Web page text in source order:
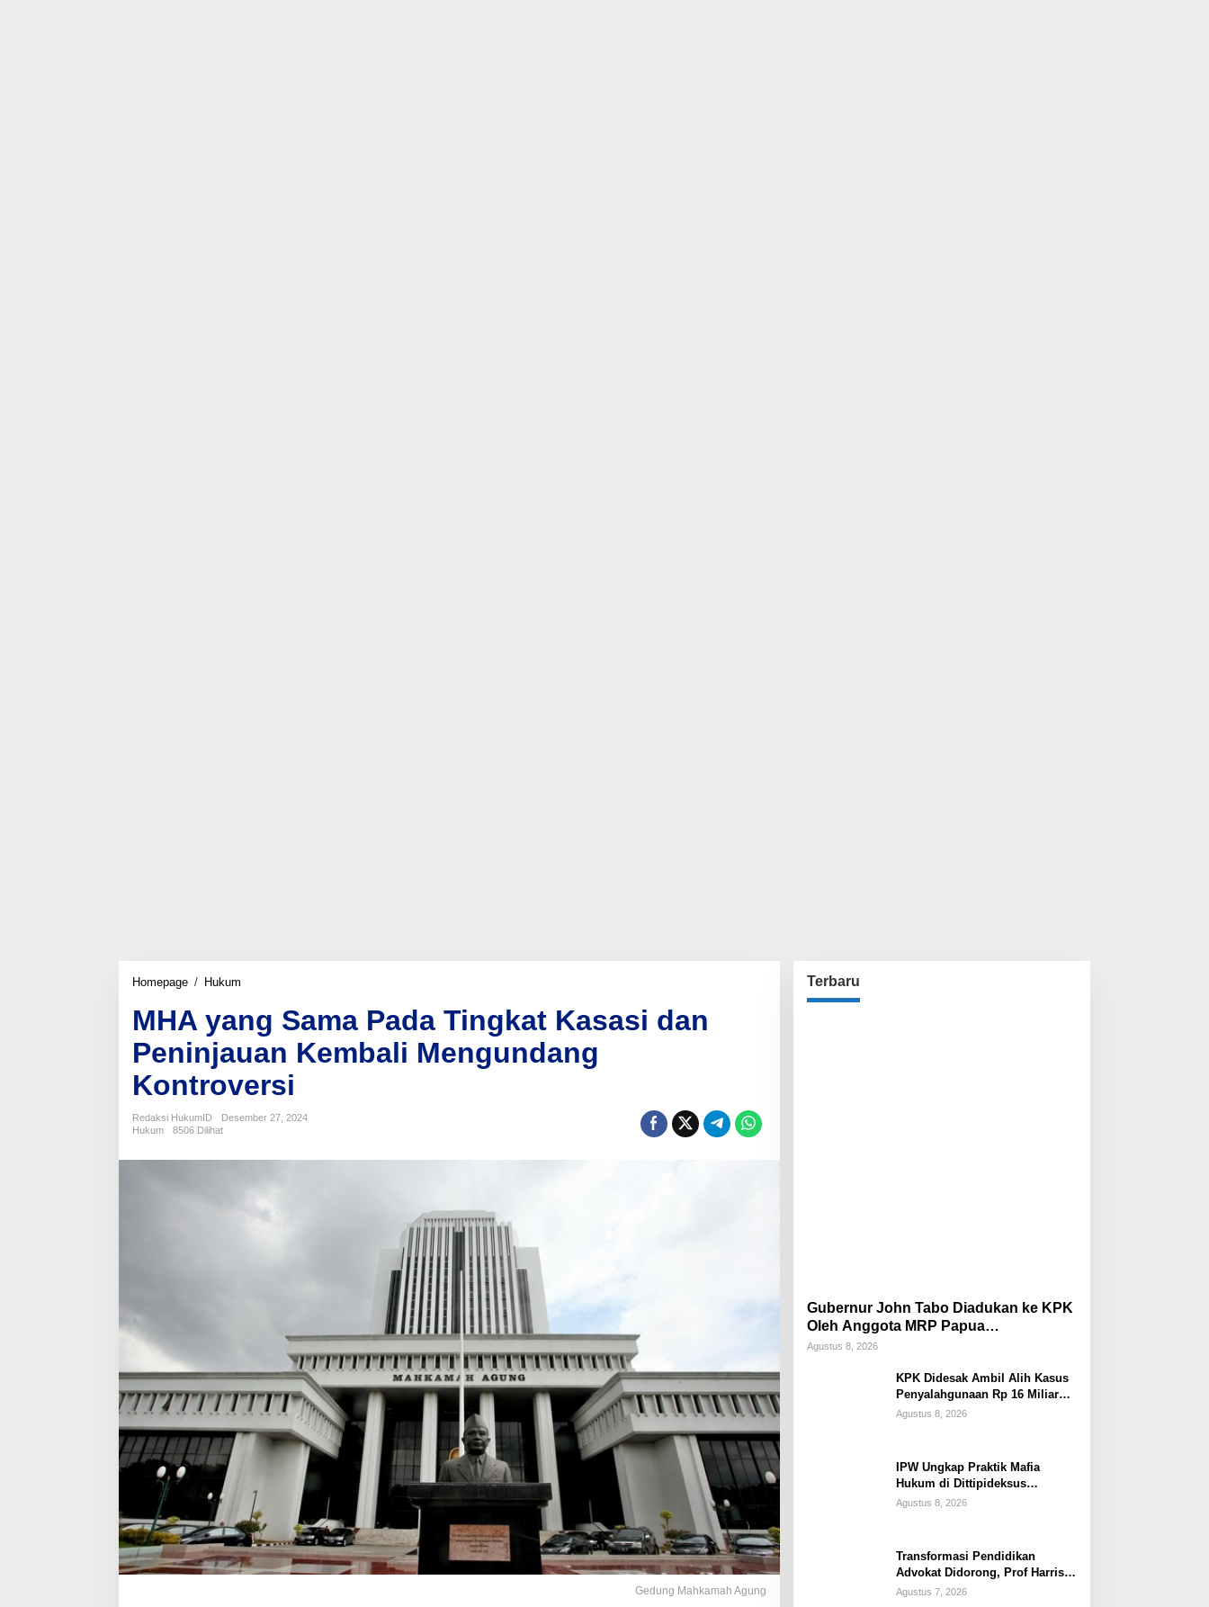
Homepage / Hukum
Sama
Pada
Tingkat
Kasasi
dan
Peninjauan
Kembali
Mengundang
MHA yang Sama Pada Tingkat Kasasi dan
Peninjauan Kembali Mengundang
Kontroversi
Redaksi HukumID
Desember 27, 2024
Hukum
8506 Dilihat
Gedung Mahkamah Agung
Terbaru
Gubernur John Tabo Diadukan ke KPK
Oleh Anggota MRP Papua
Pegunungan dan Forum Warga Papua
Agustus 8, 2026
KPK Didesak Ambil Alih Kasus
Penyalahgunaan Rp 16 Miliar
DPRK Tolikara Tahun 2017
Agustus 8, 2026
IPW Ungkap Praktik Mafia
Hukum di Dittipideksus
Bareskrim Polri Dalam
Agustus 8, 2026
Transformasi Pendidikan
Advokat Didorong, Prof Harris
Arthur Hedar Perkuat Kolaborasi
Agustus 7, 2026